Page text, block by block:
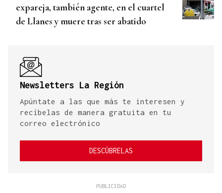
expareja, también agente, en el cuartel
de Llanes y muere tras ser abatido
Newsletters La Región
Apúntate a las que más te interesen y
recíbelas de manera gratuita en tu
correo electrónico
DESCÚBRELAS